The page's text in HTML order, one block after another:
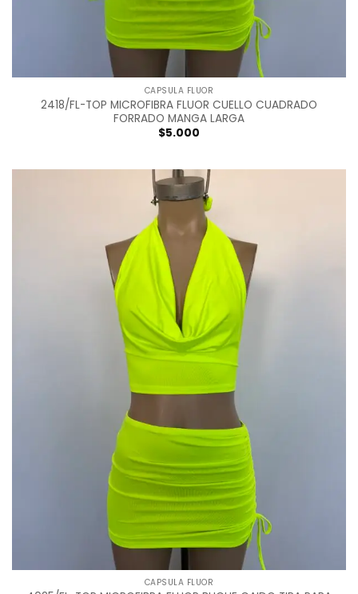
CAPSULA FLUOR
2418/FL-TOP MICROFIBRA FLUOR CUELLO CUADRADO
FORRADO MANGA LARGA
$5.000
CAPSULA FLUOR